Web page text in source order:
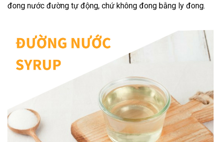
đong nước đường tự động, chứ không đong bằng ly đong.